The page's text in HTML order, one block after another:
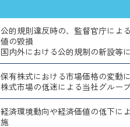
公的規則違反時の、監督官庁によ
値の毀損
国内外における公的規制の新設等
保有株式における市場価格の変動
株式市場の低迷による当社グルー
経済環境動向や経済価値の低下に
施